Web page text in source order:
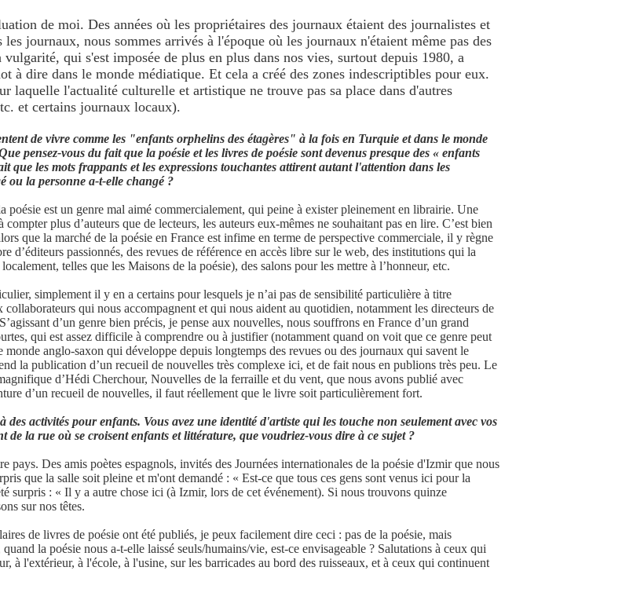
de moi. Des années où les propriétaires des journaux étaient des journalistes et
journaux, nous sommes arrivés à l'époque où les journaux n'étaient même pas des
qui s'est imposée de plus en plus dans nos vies, surtout depuis 1980, a
à dire dans le monde médiatique. Et cela a créé des zones indescriptibles pour eux.
laquelle l'actualité culturelle et artistique ne trouve pas sa place dans d'autres
et certains journaux locaux).
de vivre comme les "enfants orphelins des étagères" à la fois en Turquie et dans le monde
pensez-vous du fait que la poésie et les livres de poésie sont devenus presque des « enfants
que les mots frappants et les expressions touchantes attirent autant l'attention dans les
ou la personne a-t-elle changé ?
poésie est un genre mal aimé commercialement, qui peine à exister pleinement en librairie. Une
plus d’auteurs que de lecteurs, les auteurs eux-mêmes ne souhaitant pas en lire. C’est bien
que la marché de la poésie en France est infime en terme de perspective commerciale, il y règne
d’éditeurs passionnés, des revues de référence en accès libre sur le web, des institutions qui la
telles que les Maisons de la poésie), des salons pour les mettre à l’honneur, etc.
simplement il y en a certains pour lesquels je n’ai pas de sensibilité particulière à titre
collaborateurs qui nous accompagnent et qui nous aident au quotidien, notamment les directeurs de
d’un genre bien précis, je pense aux nouvelles, nous souffrons en France d’un grand
qui est assez difficile à comprendre ou à justifier (notamment quand on voit que ce genre peut
anglo-saxon qui développe depuis longtemps des revues ou des journaux qui savent le
la publication d’un recueil de nouvelles très complexe ici, et de fait nous en publions très peu. Le
d’Hédi Cherchour, Nouvelles de la ferraille et du vent, que nous avons publié avec
d’un recueil de nouvelles, il faut réellement que le livre soit particulièrement fort.
activités pour enfants. Vous avez une identité d'artiste qui les touche non seulement avec vos
la rue où se croisent enfants et littérature, que voudriez-vous dire à ce sujet ?
pays. Des amis poètes espagnols, invités des Journées internationales de la poésie d'Izmir que nous
que la salle soit pleine et m'ont demandé : « Est-ce que tous ces gens sont venus ici pour la
surpris : « Il y a autre chose ici (à Izmir, lors de cet événement). Si nous trouvons quinze
sur nos têtes.
de livres de poésie ont été publiés, je peux facilement dire ceci : pas de la poésie, mais
la poésie nous a-t-elle laissé seuls/humains/vie, est-ce envisageable ? Salutations à ceux qui
à l'extérieur, à l'école, à l'usine, sur les barricades au bord des ruisseaux, et à ceux qui continuent